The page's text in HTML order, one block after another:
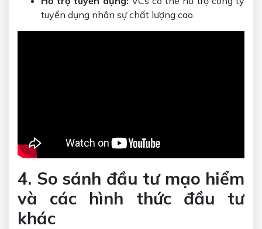
tuyển dụng nhân sự chất lượng cao.
4. So sánh đầu tư mạo hiểm
và các hình thức đầu tư
khác